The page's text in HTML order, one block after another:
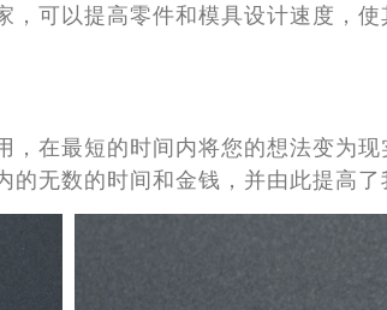
可以提高零件和模具设计速度，
在最短的时间内将您的想法变为现
无数的时间和金钱，并由此提高了